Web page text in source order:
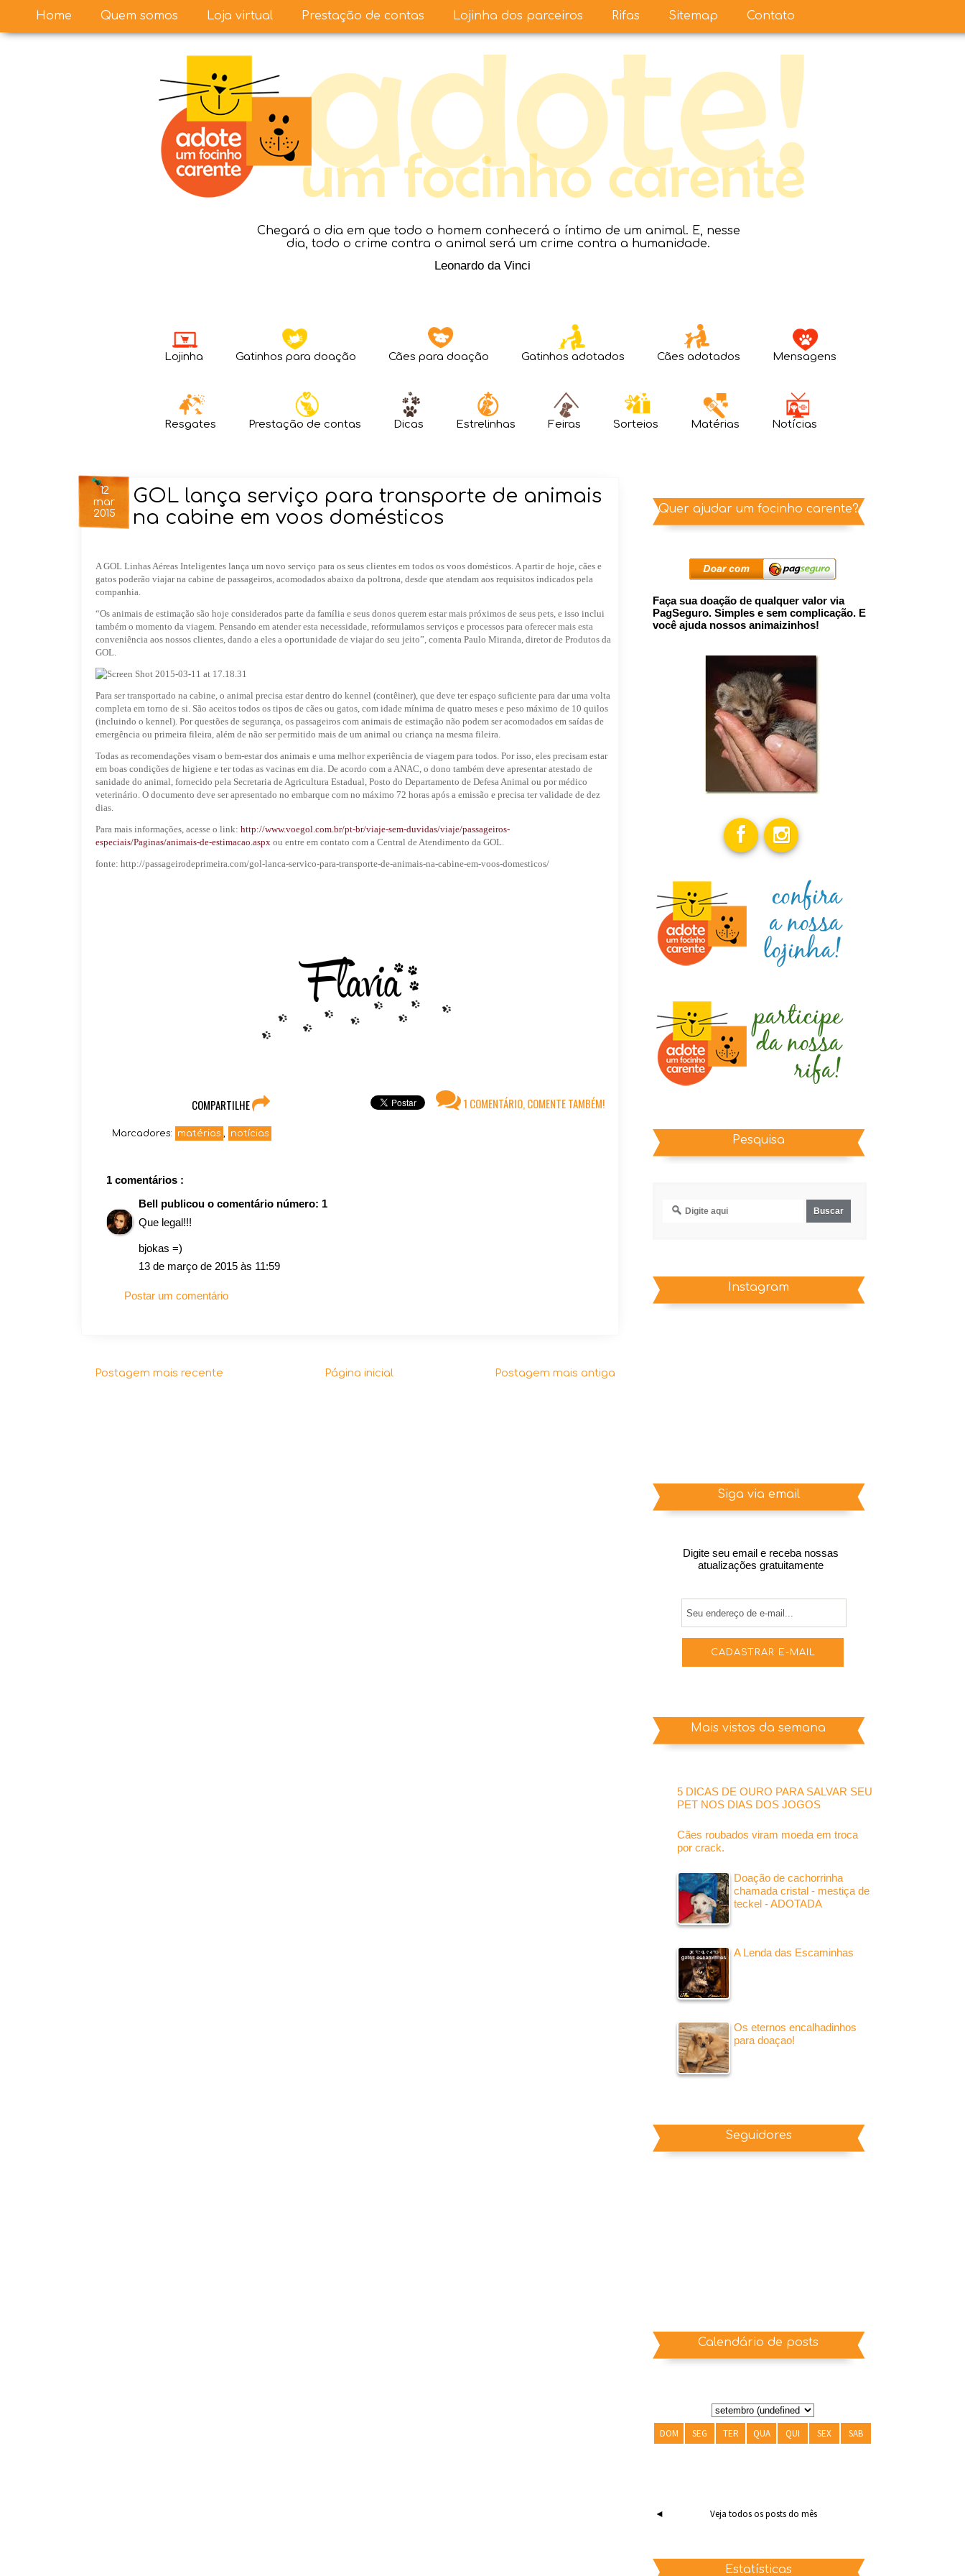
Chegará o dia em que todo o homem conhecerá o íntimo de um animal. E, nesse
dia, todo o crime contra o animal será um crime contra a humanidade.
Leonardo da Vinci
Lojinha Gatinhos para doação Cães para doação Gatinhos adotados Cães adotados Mensagens
Resgates Prestação de contas Dicas Estrelinhas Feiras Sorteios Matérias Notícias
12
mar
2015
GOL lança serviço para transporte de animais
na cabine em voos domésticos
A GOL Linhas Aéreas Inteligentes lança um novo serviço para os seus clientes em todos os voos domésticos. A partir de hoje, cães e
gatos poderão viajar na cabine de passageiros, acomodados abaixo da poltrona, desde que atendam aos requisitos indicados pela
companhia.
“Os animais de estimação são hoje considerados parte da família e seus donos querem estar mais próximos de seus pets, e isso inclui
também o momento da viagem. Pensando em atender esta necessidade, reformulamos serviços e processos para oferecer mais esta
conveniência aos nossos clientes, dando a eles a oportunidade de viajar do seu jeito”, comenta Paulo Miranda, diretor de Produtos da
GOL.
Para ser transportado na cabine, o animal precisa estar dentro do kennel (contêiner), que deve ter espaço suficiente para dar uma volta
completa em torno de si. São aceitos todos os tipos de cães ou gatos, com idade mínima de quatro meses e peso máximo de 10 quilos
(incluindo o kennel). Por questões de segurança, os passageiros com animais de estimação não podem ser acomodados em saídas de
emergência ou primeira fileira, além de não ser permitido mais de um animal ou criança na mesma fileira.
Todas as recomendações visam o bem-estar dos animais e uma melhor experiência de viagem para todos. Por isso, eles precisam estar
em boas condições de higiene e ter todas as vacinas em dia. De acordo com a ANAC, o dono também deve apresentar atestado de
sanidade do animal, fornecido pela Secretaria de Agricultura Estadual, Posto do Departamento de Defesa Animal ou por médico
veterinário. O documento deve ser apresentado no embarque com no máximo 72 horas após a emissão e precisa ter validade de dez
dias.
Para mais informações, acesse o link: http://www.voegol.com.br/pt-br/viaje-sem-duvidas/viaje/passageiros-
especiais/Paginas/animais-de-estimacao.aspx ou entre em contato com a Central de Atendimento da GOL.
fonte: http://passageirodeprimeira.com/gol-lanca-servico-para-transporte-de-animais-na-cabine-em-voos-domesticos/
1 COMENTÁRIO, COMENTE TAMBÉM!
COMPARTILHE
Marcadores: matérias , notícias
1 comentários :
Bell publicou o comentário número: 1
Que legal!!!
bjokas =)
13 de março de 2015 às 11:59
Postar um comentário
Postagem mais recente Postagem mais antiga
Página inicial
Home Quem somos Loja virtual Prestação de contas Lojinha dos parceiros Rifas Sitemap Contato
Quer ajudar um focinho carente?
Faça sua doação de qualquer valor via
PagSeguro. Simples e sem complicação. E
você ajuda nossos animaizinhos!
Pesquisa
Instagram
Siga via email
Digite seu email e receba nossas
atualizações gratuitamente
Mais vistos da semana
5 DICAS DE OURO PARA SALVAR SEU
PET NOS DIAS DOS JOGOS
Cães roubados viram moeda em troca
por crack.
Doação de cachorrinha
chamada cristal - mestiça de
teckel - ADOTADA
A Lenda das Escaminhas
Os eternos encalhadinhos
para doaçao!
Seguidores
Calendário de posts
DOM SEG TER QUA QUI SEX SAB
◄ Veja todos os posts do mês
Estatísticas